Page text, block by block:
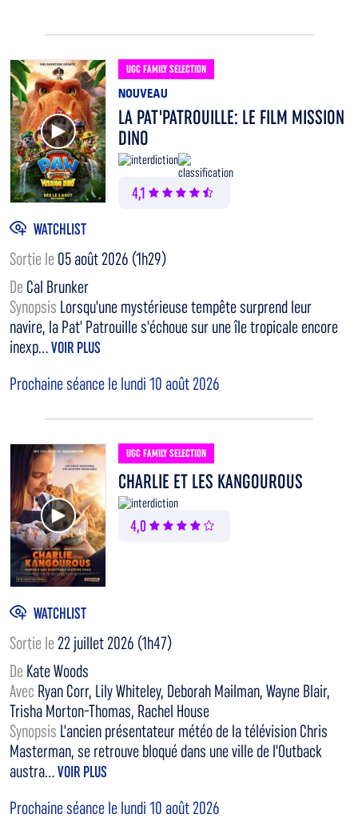
Voir la bande annonce
UGC FAMILY SELECTION
NOUVEAU
LA PAT'PATROUILLE: LE FILM MISSION
DINO
4,1
WATCHLIST
Sortie le 05 août 2026 (1h29)
De Cal Brunker
Synopsis Lorsqu'une mystérieuse tempête surprend leur
navire, la Pat' Patrouille s'échoue sur une île tropicale encore
inexp...VOIR PLUS
Prochaine séance le lundi 10 août 2026
Voir la bande annonce
UGC FAMILY SELECTION
CHARLIE ET LES KANGOUROUS
4,0
WATCHLIST
Sortie le 22 juillet 2026 (1h47)
De Kate Woods
Avec Ryan Corr, Lily Whiteley, Deborah Mailman, Wayne Blair,
Trisha Morton-Thomas, Rachel House
Synopsis L'ancien présentateur météo de la télévision Chris
Masterman, se retrouve bloqué dans une ville de l'Outback
austra...VOIR PLUS
Prochaine séance le lundi 10 août 2026